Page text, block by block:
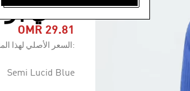
نادي
OMR 29.81
:السعر الأصلي لهذا
Semi Lucid Blue